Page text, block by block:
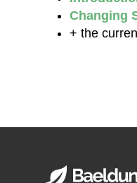
Changing
+ the